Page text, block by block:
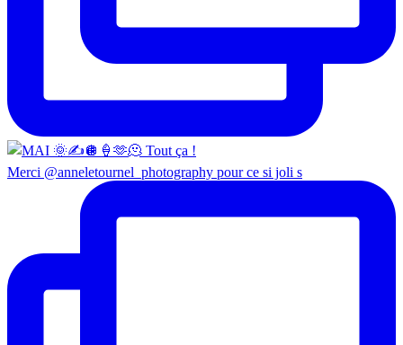
Merci @anneletournel_photography pour ce si joli s